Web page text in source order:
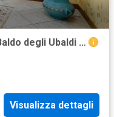
Casa di 100 mq a Gregorio VII, Baldo degli Ubaldi Roma
Visualizza dettagli